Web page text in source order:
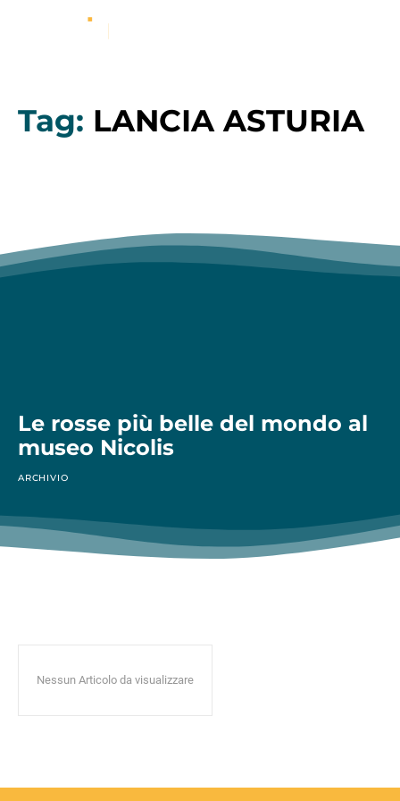
Tag: LANCIA ASTURIA
Le rosse più belle del mondo al
museo Nicolis
ARCHIVIO
Nessun Articolo da visualizzare